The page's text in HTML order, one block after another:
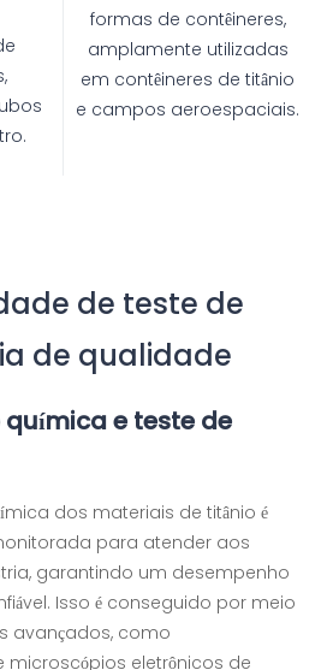
formas de contêineres,
amplamente utilizadas
em contêineres de titânio
e campos aeroespaciais.
de teste de
de qualidade
química e teste de
dos materiais de titânio é
para atender aos
garantindo um desempenho
Isso é conseguido por meio
avançados, como
microscópios eletrônicos de